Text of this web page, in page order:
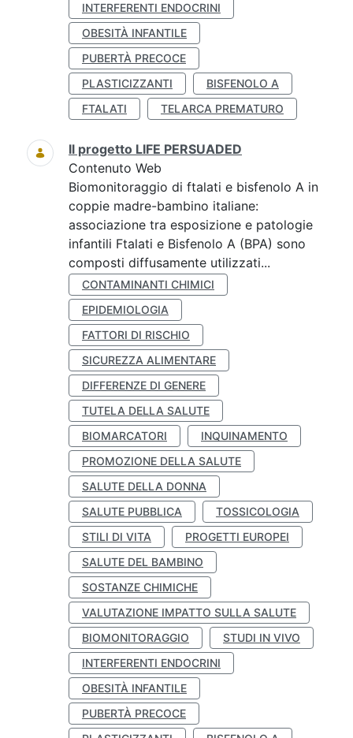
INTERFERENTI ENDOCRINI
OBESITÀ INFANTILE
PUBERTÀ PRECOCE
PLASTICIZZANTI
BISFENOLO A
FTALATI
TELARCA PREMATURO
Il progetto LIFE PERSUADED
Contenuto Web
Biomonitoraggio di ftalati e bisfenolo A in
coppie madre-bambino italiane:
associazione tra esposizione e patologie
infantili Ftalati e Bisfenolo A (BPA) sono
composti diffusamente utilizzati...
CONTAMINANTI CHIMICI
EPIDEMIOLOGIA
FATTORI DI RISCHIO
SICUREZZA ALIMENTARE
DIFFERENZE DI GENERE
TUTELA DELLA SALUTE
BIOMARCATORI
INQUINAMENTO
PROMOZIONE DELLA SALUTE
SALUTE DELLA DONNA
SALUTE PUBBLICA
TOSSICOLOGIA
STILI DI VITA
PROGETTI EUROPEI
SALUTE DEL BAMBINO
SOSTANZE CHIMICHE
VALUTAZIONE IMPATTO SULLA SALUTE
BIOMONITORAGGIO
STUDI IN VIVO
INTERFERENTI ENDOCRINI
OBESITÀ INFANTILE
PUBERTÀ PRECOCE